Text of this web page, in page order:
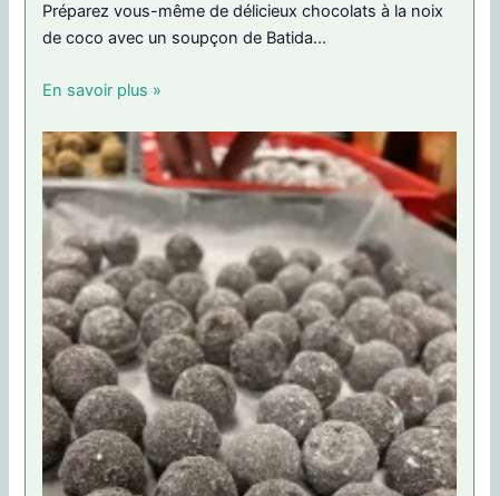
Préparez vous-même de délicieux chocolats à la noix
de coco avec un soupçon de Batida...
En savoir plus »